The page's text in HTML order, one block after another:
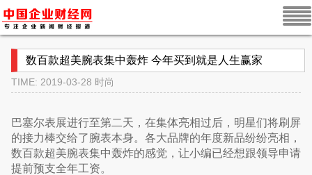
数百款超美腕表集中轰炸 今年买到就是人生赢家
TIME: 2019-03-28 时尚
巴塞尔表展进行至第二天，在集体亮相过后，明星们将刷屏
的接力棒交给了腕表本身。各大品牌的年度新品纷纷亮相，
数百款超美腕表集中轰炸的感觉，让小编已经想跟领导申请
提前预支全年工资。